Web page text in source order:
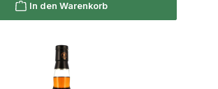
In den Warenkorb